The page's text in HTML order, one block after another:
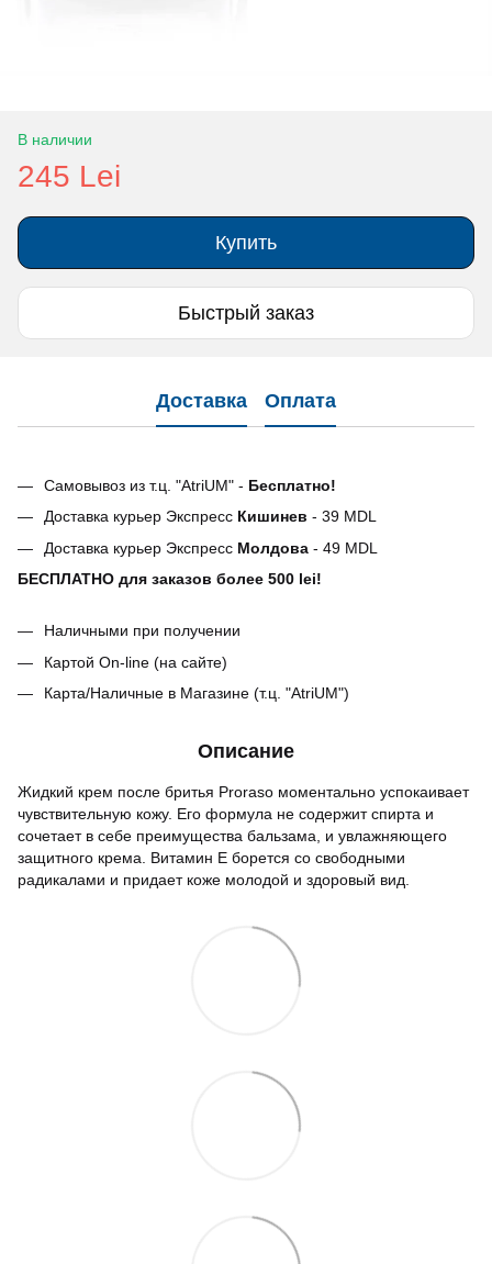
В наличии
245 Lei
Купить
Быстрый заказ
Доставка Оплата
Самовывоз из т.ц. "AtriUM" - Бесплатно!
Доставка курьер Экспресс Кишинев - 39 MDL
Доставка курьер Экспресс Молдова - 49 MDL
БЕСПЛАТНО для заказов более 500 lei!
Наличными при получении
Картой On-line (на сайте)
Карта/Наличные в Магазине (т.ц. "AtriUM")
Описание
Жидкий крем после бритья Proraso моментально успокаивает
чувствительную кожу. Его формула не содержит спирта и
сочетает в себе преимущества бальзама, и увлажняющего
защитного крема. Витамин Е борется со свободными
радикалами и придает коже молодой и здоровый вид.